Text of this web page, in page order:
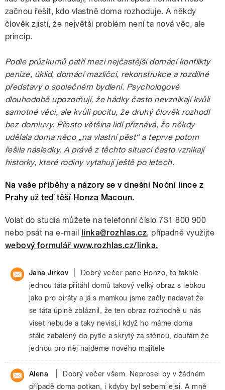
začnou řešit, kdo vlastně doma rozhoduje. A někdy
člověk zjistí, že největší problém není ta nová věc, ale
princip.
Podle průzkumů patří mezi nejčastější domácí konflikty
peníze, úklid, domácí mazlíčci, rekonstrukce a rozdílné
představy o společném bydlení. Psychologové
dlouhodobě upozorňují, že hádky často nevznikají kvůli
samotné věci, ale kvůli pocitu, že druhý člověk rozhodl
bez domluvy. Přesto většina lidí přiznává, že někdy
udělala doma něco „na vlastní pěst“ a teprve potom
řešila následky. A právě z těchto situací často vznikají
historky, které rodiny vytahují ještě po letech.
Na vaše příběhy a názory se v dnešní Noční lince z
Prahy už teď těší Honza Macoun.
Volat do studia můžete na telefonní číslo 731 800 900
nebo psát na e-mail linka@rozhlas.cz, případně využijte
webový formulář www.rozhlas.cz/linka.
Jana Jirkov
Dobrý večer pane Honzo, to takhle
jednou táta přitáhl domů takový velký obraz s lebkou
jako pro piráty a já s mamkou jsme začly nadavat že
se táta úplně zbláznil, že ten obraz rozhodně u nás
viset nebude a taky nevisí,i když ho máme doma
stále zabalený do pytle a skrytý za stěnou, doufám že
jednou pro něj najdeme nového majitele
Alena
Dobrý večer všem. Neprosel by v žádném
případě doma potkan, i kdyby byl sebemilejsi. A mně